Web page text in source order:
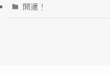
開運！